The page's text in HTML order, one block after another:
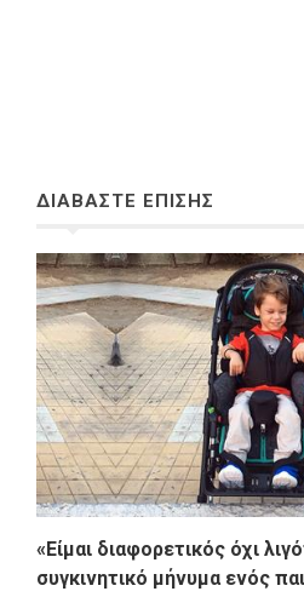
ΔΙΑΒΑΣΤΕ ΕΠΙΣΗΣ
«Είμαι διαφορετικός όχι
συγκινητικό μήνυμα ενός